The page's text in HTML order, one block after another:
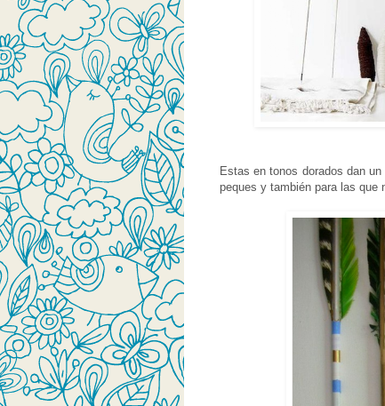
Estas en tonos dorados dan
peques y también para las que